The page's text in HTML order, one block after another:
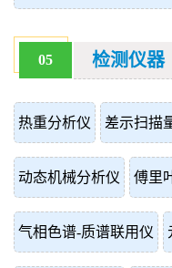
05 检测仪器
热重分析仪 差示扫描
动态机械分析仪 傅里
气相色谱-质谱联用仪